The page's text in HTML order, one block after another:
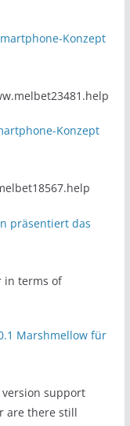
Konzept
Konzept
präsentiert das
in terms of
Marshmellow für
support
are there still